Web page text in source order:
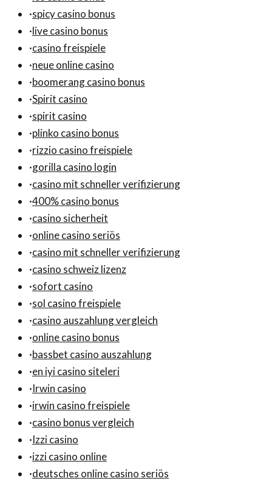
·spicy casino bonus
·live casino bonus
·casino freispiele
·neue online casino
·boomerang casino bonus
·Spirit casino
·spirit casino
·plinko casino bonus
·rizzio casino freispiele
·gorilla casino login
·casino mit schneller verifizierung
·400% casino bonus
·casino sicherheit
·online casino seriös
·casino mit schneller verifizierung
·casino schweiz lizenz
·sofort casino
·sol casino freispiele
·casino auszahlung vergleich
·online casino bonus
·bassbet casino auszahlung
·en iyi casino siteleri
·Irwin casino
·irwin casino freispiele
·casino bonus vergleich
·Izzi casino
·izzi casino online
·deutsches online casino seriös